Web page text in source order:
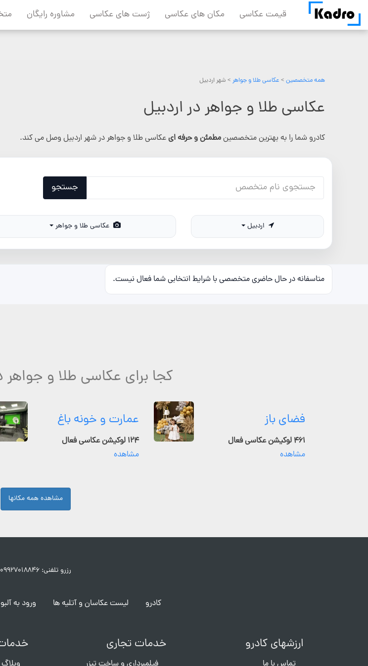
content
قیمت عکاسی مکان های عکاسی ژست های عکاسی مشاوره رایگان
همه متخصصین > عکاسی طلا و جواهر > شهر اردبیل
عکاسی طلا و جواهر در اردبیل
کادرو شما را به بهترین متخصصینمطمئن و حرفه ایعکاسی طلا و جواهر در شهر اردبیل وصل می کند.
جستجو
عکاسی طلا و جواهر
متاسفانه در حال حاضری متخصصی با شرایط انتخابی شما فعال نیست.
کجا برای عکاسی طلا و جواهر
فضای باز
۴۶۱ لوکیشن عکاسی فعال
مشاهده
عمارت و خونه باغ
۱۲۴ لوکیشن عکاسی فعال
مشاهده
مشاهده همه مکانها
رزرو تلفنی: ۰۹۹۲۷۰۱۸۸۴۶
کادرو لیست عکاسان و آتلیه ها ورود به
ارزشهای کادرو خدمات تجاری